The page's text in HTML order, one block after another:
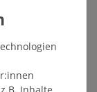
Inhalte